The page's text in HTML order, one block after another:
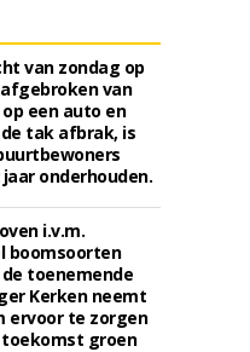
van zondag op
van
een auto en
tak afbrak, is
onderhouden.
i.v.m.
boomsoorten
toenemende
Kerken neemt
ervoor te zorgen
groen